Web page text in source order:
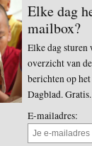
Elke dag
mailbox?
Elke dag sturen
overzicht van
berichten op
Dagblad. Gratis.
E-mailadres: